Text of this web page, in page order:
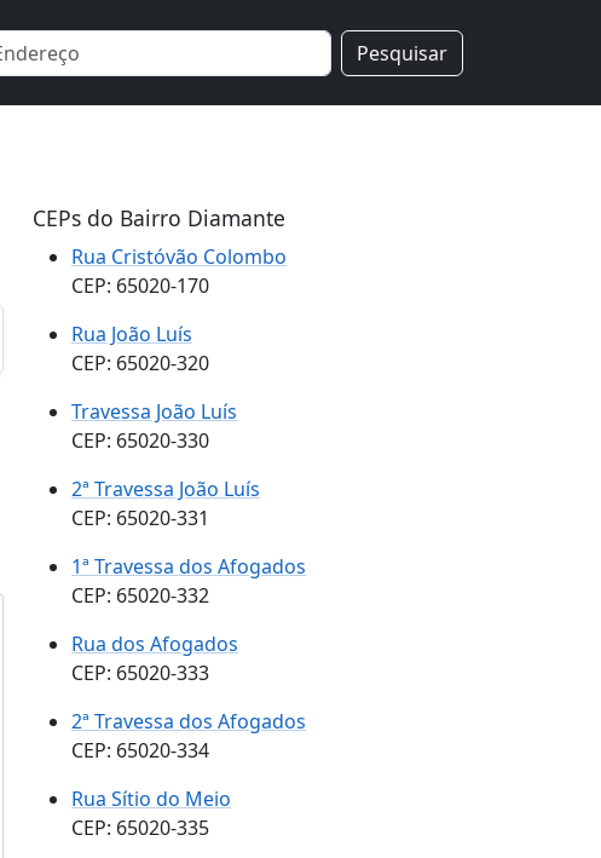
Pesquisar
CEPs do Bairro Diamante
Rua Cristóvão Colombo
CEP: 65020-170
Rua João Luís
CEP: 65020-320
Travessa João Luís
CEP: 65020-330
2ª Travessa João Luís
CEP: 65020-331
1ª Travessa dos Afogados
CEP: 65020-332
Rua dos Afogados
CEP: 65020-333
2ª Travessa dos Afogados
CEP: 65020-334
Rua Sítio do Meio
CEP: 65020-335